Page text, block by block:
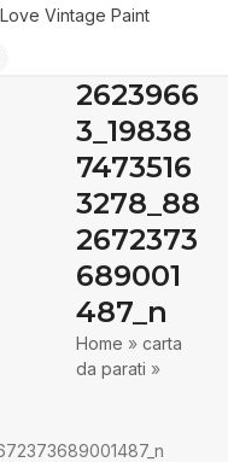
Love Vintage Paint
2623966
3_19838
7473516
3278_88
2672373
689001
487_n
Home »carta
da parati »